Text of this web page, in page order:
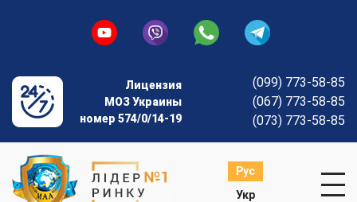
Лицензия
МОЗ Украины
номер 574/0/14-19
(099) 773-58-85
(067) 773-58-85
(073) 773-58-85
Рус
Укр